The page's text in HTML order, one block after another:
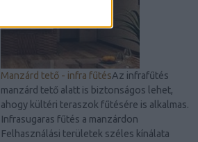
Manzárd tető - infra fűtésAz infrafűtés
manzárd tető alatt is biztonságos lehet,
ahogy kültéri teraszok fűtésére is alkalmas.
Infrasugaras fűtés a manzárdon
Felhasználási területek széles kínálata